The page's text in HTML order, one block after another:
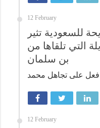
12 February
للسعودية تثير
التي تلقاها من
بن سلمان
12 February